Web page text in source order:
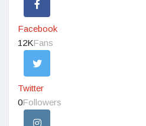
Facebook
12KFans
Twitter
0Followers